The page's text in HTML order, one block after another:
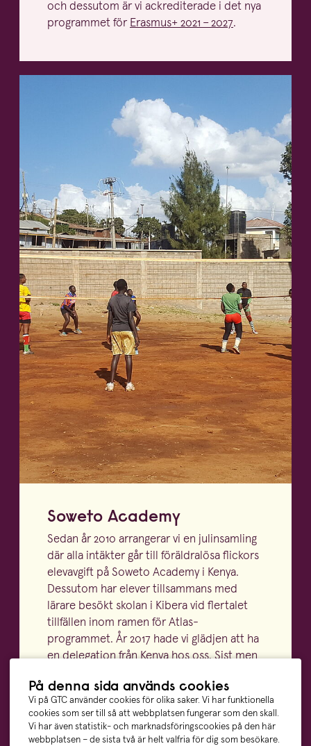
På denna sida används cookies
Vi på GTC använder cookies för olika saker. Vi har funktionella
cookies som ser till så att webbplatsen fungerar som den skall.
Vi har även statistik- och marknadsföringscookies på den här
webbplatsen – de sista två är helt valfria för dig som besökare.
och dessutom är vi ackre­di­terade i det nya
programmet för Erasmus+ 2021 –2027.
Soweto Academy
Sedan år 2010 arrangerar vi en julin­samling
där alla intäkter går till föräld­ralösa flickors
elevavgift på Soweto Academy i Kenya.
Dessutom har elever tillsammans med
lärare besökt skolan i Kibera vid flertalet
tillfällen inom ramen för Atlas-
programmet. År 2017 hade vi glädjen att ha
en delegation från Kenya hos oss. Sist men
det gåvobrev de får med och bidrar till en
hel veckas måltid för en klass på Soweto
Academy.